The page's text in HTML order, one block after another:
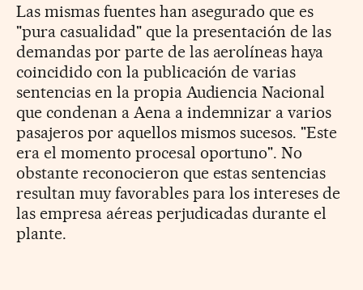
Las mismas fuentes han asegurado que es
"pura casualidad" que la presentación de las
demandas por parte de las aerolíneas haya
coincidido con la publicación de varias
sentencias en la propia Audiencia Nacional
que condenan a Aena a indemnizar a varios
pasajeros por aquellos mismos sucesos. "Este
era el momento procesal oportuno". No
obstante reconocieron que estas sentencias
resultan muy favorables para los intereses de
las empresa aéreas perjudicadas durante el
plante.